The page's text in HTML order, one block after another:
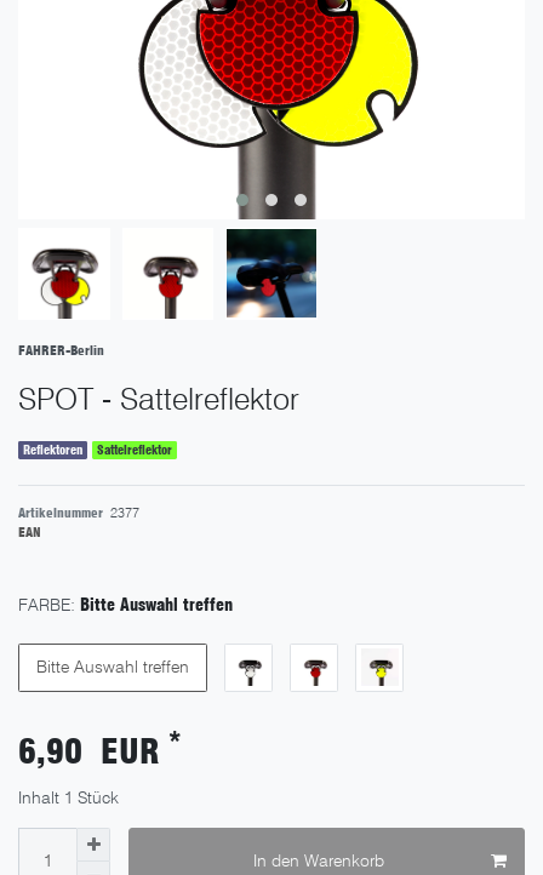
FAHRER-Berlin
SPOT - Sattelreflektor
Reflektoren Sattelreflektor
Artikelnummer 2377
EAN
FARBE: Bitte Auswahl treffen
Bitte Auswahl treffen
6,90 EUR *
Inhalt 1 Stück
In den Warenkorb